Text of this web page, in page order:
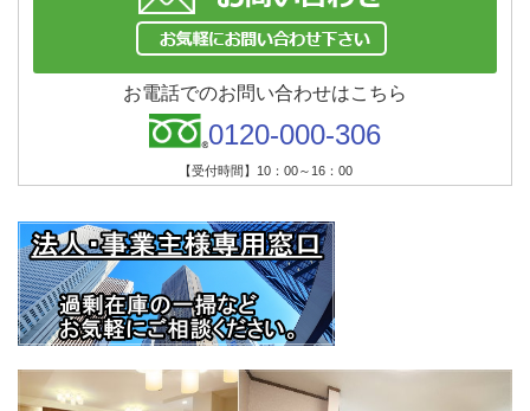
お電話でのお問い合わせはこちら
0120-000-306
【受付時間】10：00～16：00